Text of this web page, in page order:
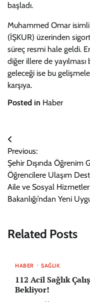
başladı.
Muhammed Omar isimli
(İŞKUR) üzerinden
süreç resmi hale geldi.
diğer illere de yayılması
geleceği ise bu
karşıya.
Posted in Haber
Yazı
gezinmesi
Previous:
Şehir Dışında Öğrenim
Öğrencilere Ulaşım
Aile ve Sosyal Hizmetler
Bakanlığı’ndan Yeni
Related Posts
HABER SAĞLIK
112 Acil Sağlık
Bekliyor!